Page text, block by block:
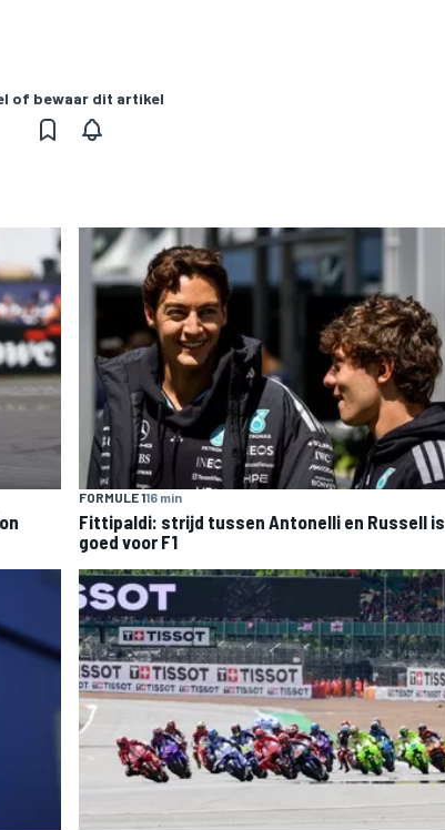
of bewaar dit artikel
FORMULE 116 min
Fittipaldi: strijd tussen Antonelli en Russell is
goed voor F1